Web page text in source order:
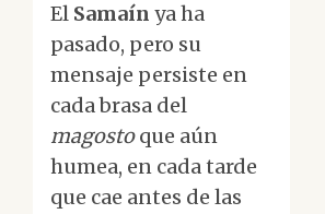
El Samaín ya ha
pasado, pero su
mensaje persiste en
cada brasa del
magostoque aún
humea, en cada tarde
que cae antes de las